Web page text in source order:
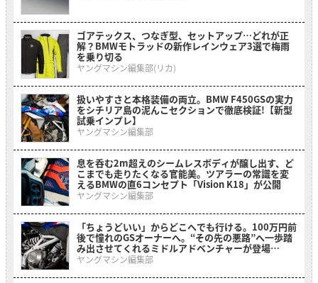
ゴアテックス、つなぎ型、セットアップ…どれが正
解？BMWモトラッドの新作レインウェア3選で梅雨
を乗り切る
ヤングマシン編集部(リカ)
扱いやすさと本格装備の両立。BMW F450GSの実力
をシチリア島の泥んこセクションで徹底検証!【新型
試乗インプレ】
ヤングマシン編集部
息を呑む2m超えのシームレスボディが醸し出す、ど
こまでも走りたくなる官能美。ツアラーの常識を変
えるBMWの直6コンセプト「Vision K18」が公開
ヤングマシン編集部
「ちょうどいい」からどこへでも行ける。100万円前
後で憧れのGSオーナーへ。“その先の悪路”へ一歩踏
み出させてくれるミドルアドベンチャーが登場
【BMW F 450 GS】
ヤングマシン編集部